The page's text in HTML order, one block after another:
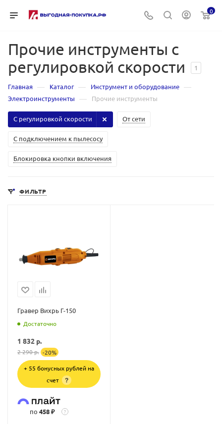
0
Прочие инструменты с
регулировкой скорости
1
Главная — Каталог — Инструмент и оборудование —
Электроинструменты — Прочие инструменты
От сети
С подключением к пылесосу
Блокировка кнопки включения
С регулировкой скорости
ФИЛЬТР
Гравер Вихрь Г-150
Достаточно
1 832 р.
2 290р. -20%
+ 55 бонусных рублей на
счет
?
по 458 ₽ ?